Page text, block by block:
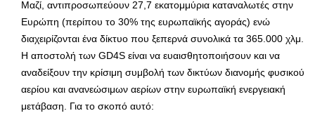
Μαζί, αντιπροσωπεύουν 27,7 εκατομμύρια καταναλωτές στην
Ευρώπη (περίπου το 30% της ευρωπαϊκής αγοράς) ενώ
διαχειρίζονται ένα δίκτυο που ξεπερνά συνολικά τα 365.000 χλμ.
Η αποστολή των GD4S είναι να ευαισθητοποιήσουν και να
αναδείξουν την κρίσιμη συμβολή των δικτύων διανομής φυσικού
αερίου και ανανεώσιμων αερίων στην ευρωπαϊκή ενεργειακή
μετάβαση. Για το σκοπό αυτό: